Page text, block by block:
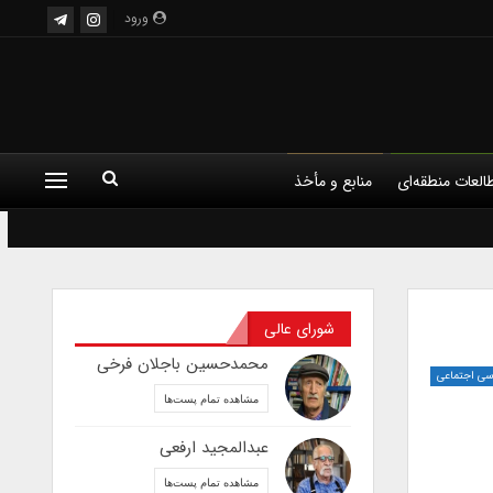
ورود
منطقه‌ای منابع و مأخذ
اجتماعی
شورای عالی
محمدحسین باجلان فرخی
مشاهده تمام پست‌ها
عبدالمجید ارفعی
مشاهده تمام پست‌ها